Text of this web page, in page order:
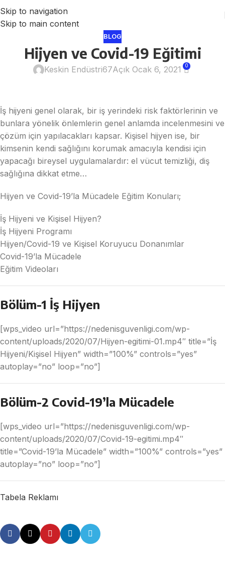
Skip to navigation
Skip to main content
BLOG
Hijyen ve Covid-19 Eğitimi
Keskin Endüstri67Açık Ocak 6, 2021 0
İş hijyeni genel olarak, bir iş yerindeki risk faktörlerinin ve
bunlara yönelik önlemlerin genel anlamda incelenmesini ve
çözüm için yapılacakları kapsar. Kişisel hijyen ise, bir
kimsenin kendi sağlığını korumak amacıyla kendisi için
yapacağı bireysel uygulamalardır: el vücut temizliği, diş
sağlığına dikkat etme…
Hijyen ve Covid-19’la Mücadele Eğitim Konuları;
İş Hijyeni ve Kişisel Hijyen?
İş Hijyeni Programı
Hijyen/Covid-19 ve Kişisel Koruyucu Donanımlar
Covid-19’la Mücadele
Eğitim Videoları
Bölüm-1 İş Hijyen
[wps_video url=”https://nedenisguvenligi.com/wp-
content/uploads/2020/07/Hijyen-egitimi-01.mp4″ title=”İş
Hijyeni/Kişisel Hijyen” width=”100%” controls=”yes”
autoplay=”no” loop=”no”]
Bölüm-2 Covid-19’la Mücadele
[wps_video url=”https://nedenisguvenligi.com/wp-
content/uploads/2020/07/Covid-19-egitimi.mp4″
title=”Covid-19’la Mücadele” width=”100%” controls=”yes”
autoplay=”no” loop=”no”]
Tabela Reklamı